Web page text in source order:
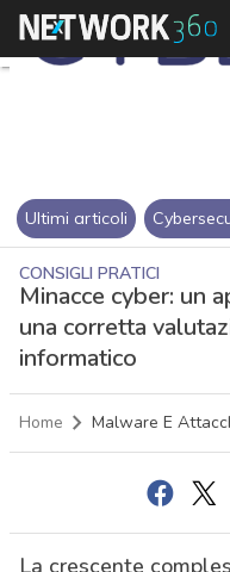
Ultimi articoli
CONSIGLI PRATICI
Minacce cyber: un
una corretta
informatico
Home Malware E
La crescente